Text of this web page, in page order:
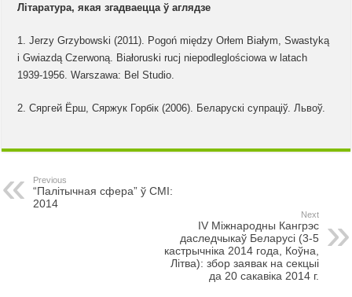
Літаратура, якая згадваецца ў аглядзе
1. Jerzy Grzybowski (2011). Pogoń między Orłem Białym, Swastyką
i Gwiazdą Czerwoną. Białoruski rucj niepodleglościowa w latach
1939-1956. Warszawa: Bel Studio.
2. Сяргей Ёрш, Сяржук Горбік (2006). Беларускі супраціў. Львоў.
Previous
“Палітычная сфера” ў СМІ:
2014
Next
IV Міжнародны Кангрэс
даследчыкаў Беларусі (3-5
кастрычніка 2014 года, Коўна,
Літва): збор заявак на секцыі
да 20 сакавіка 2014 г.